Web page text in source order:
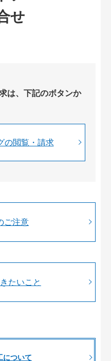
せ
は、下記のボタンか
の閲覧・請求
ご注意
たいこと
について